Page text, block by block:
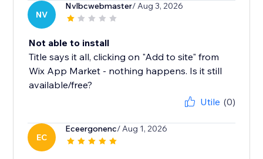
NV
Nvlbcwebmaster/ Aug 3, 2026
Not able to install
Title says it all, clicking on "Add to site" from
Wix App Market - nothing happens. Is it still
available/free?
Utile (0)
EC
Eceergonenc/ Aug 1, 2026